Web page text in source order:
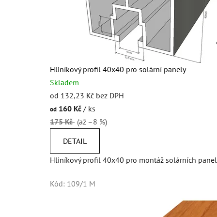
Hliníkový profil 40x40 pro solární panely
Skladem
od 132,23 Kč bez DPH
od 160 Kč / ks
175 Kč (až –8 %)
DETAIL
Hliníkový profil 40x40 pro montáž solárních
Kód: 109/1 M